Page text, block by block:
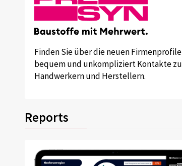
Finden Sie über die neuen Firmenprofile
bequem und unkompliziert Kontakte zu
Handwerkern und Herstellern.
Reports